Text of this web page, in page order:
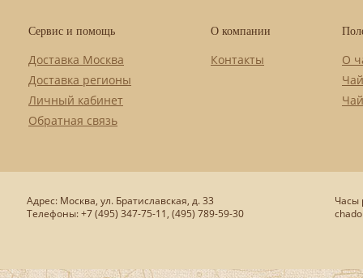
Сервис и помощь
Доставка Москва
Доставка регионы
Личный кабинет
Обратная связь
О компании
Контакты
О
Адрес: Москва, ул. Братиславская, д. 33
Телефоны: +7 (495) 347-75-11, (495) 789-59-30
Часы